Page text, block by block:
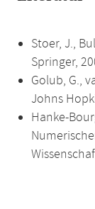
Stoer, J.,
Springer,
Golub, G.,
Johns
Hanke-